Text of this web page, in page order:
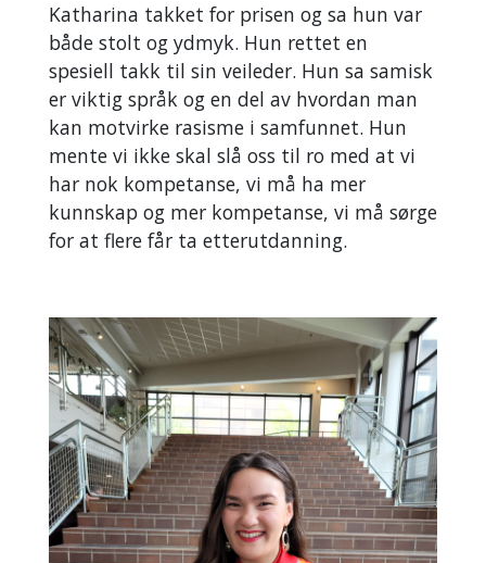
Katharina takket for prisen og sa hun var
både stolt og ydmyk. Hun rettet en
spesiell takk til sin veileder. Hun sa samisk
er viktig språk og en del av hvordan man
kan motvirke rasisme i samfunnet. Hun
mente vi ikke skal slå oss til ro med at vi
har nok kompetanse, vi må ha mer
kunnskap og mer kompetanse, vi må sørge
for at flere får ta etterutdanning.